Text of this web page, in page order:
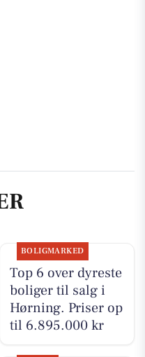
BOLIGMARKED
Top 6 over dyreste
boliger til salg i
Hørning. Priser op
til 6.895.000 kr